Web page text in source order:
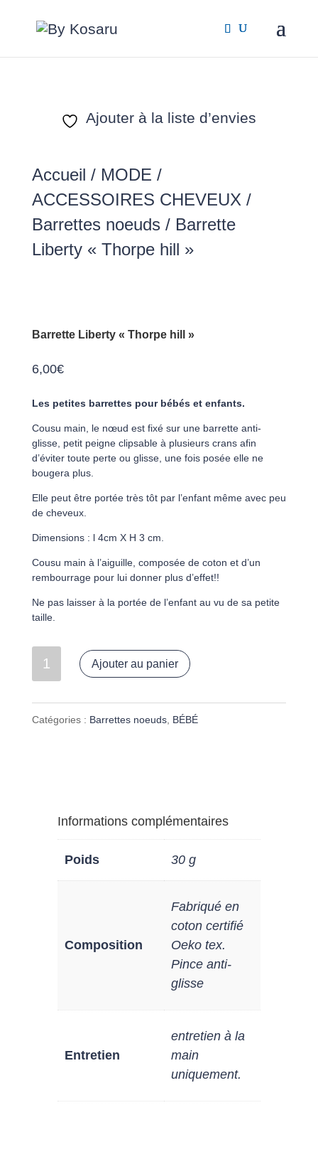
Ajouter à la liste d’envies
Accueil / MODE /
ACCESSOIRES CHEVEUX /
Barrettes noeuds / Barrette
Liberty « Thorpe hill »
Barrette Liberty « Thorpe hill »
6,00€
Les petites barrettes pour bébés et enfants.
Cousu main, le nœud est fixé sur une barrette anti-
glisse, petit peigne clipsable à plusieurs crans afin
d’éviter toute perte ou glisse, une fois posée elle ne
bougera plus.
Elle peut être portée très tôt par l’enfant même avec peu
de cheveux.
Dimensions : l 4cm X H 3 cm.
Cousu main à l’aiguille, composée de coton et d’un
rembourrage pour lui donner plus d’effet!!
Ne pas laisser à la portée de l’enfant au vu de sa petite
taille.
quantité
de
Barrette
Ajouter au panier
Catégories : Barrettes noeuds, BÉBÉ
Informations complémentaires
Poids 30 g
Composition
Fabriqué en
coton certifié
Oeko tex.
Pince anti-
glisse
Entretien
entretien à la
main
uniquement.